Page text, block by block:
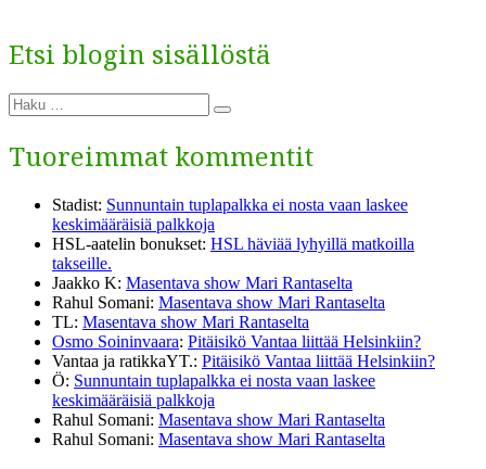
Etsi blogin sisällöstä
Etsi:
Haku
Tuoreimmat kommentit
Stadist: Sunnuntain tuplapalkka ei nosta vaan laskee
keskimääräisiä palkkoja
HSL-aatelin bonukset: HSL häviää lyhyillä matkoilla
takseille.
Jaakko K: Masentava show Mari Rantaselta
Rahul Somani: Masentava show Mari Rantaselta
TL: Masentava show Mari Rantaselta
Osmo Soininvaara: Pitäisikö Vantaa liittää Helsinkiin?
Vantaa ja ratikkaYT.: Pitäisikö Vantaa liittää Helsinkiin?
Ö: Sunnuntain tuplapalkka ei nosta vaan laskee
keskimääräisiä palkkoja
Rahul Somani: Masentava show Mari Rantaselta
Rahul Somani: Masentava show Mari Rantaselta